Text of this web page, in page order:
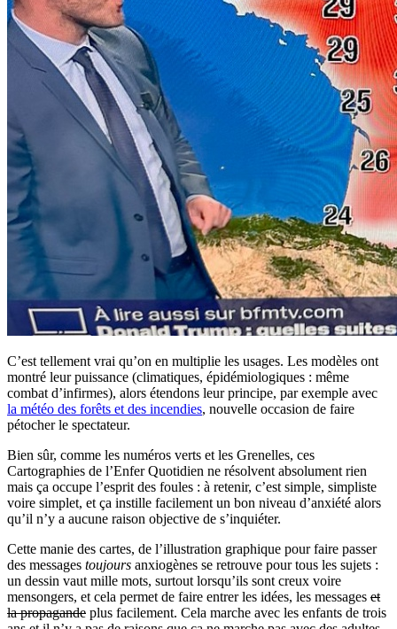
C’est tellement vrai qu’on en multiplie les usages. Les modèles ont
montré leur puissance (climatiques, épidémiologiques : même
combat d’infirmes), alors étendons leur principe, par exemple avec
la météo des forêts et des incendies, nouvelle occasion de faire
pétocher le spectateur.
Bien sûr, comme les numéros verts et les Grenelles, ces
Cartographies de l’Enfer Quotidien ne résolvent absolument rien
mais ça occupe l’esprit des foules : à retenir, c’est simple, simpliste
voire simplet, et ça instille facilement un bon niveau d’anxiété alors
qu’il n’y a aucune raison objective de s’inquiéter.
Cette manie des cartes, de l’illustration graphique pour faire passer
des messages toujours anxiogènes se retrouve pour tous les sujets :
un dessin vaut mille mots, surtout lorsqu’ils sont creux voire
mensongers, et cela permet de faire entrer les idées, les messages et
la propagande plus facilement. Cela marche avec les enfants de trois